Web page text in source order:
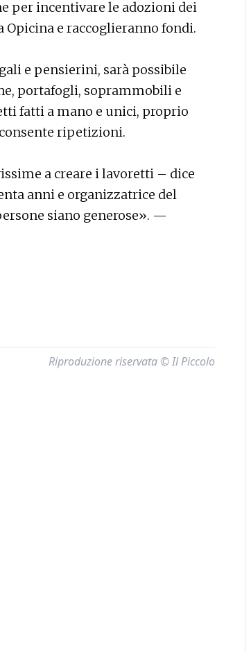
per incentivare le adozioni dei
e raccoglieranno fondi.
e pensierini, sarà possibile
portafogli, soprammobili e
fatti a mano e unici, proprio
ripetizioni.
a creare i lavoretti – dice
anni e organizzatrice del
siano generose». —
Riproduzione riservata © Il Piccolo